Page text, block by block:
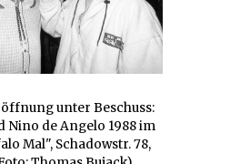
unter Beschuss:
Nino de Angelo 1988 im
Mal", Schadowstr. 78,